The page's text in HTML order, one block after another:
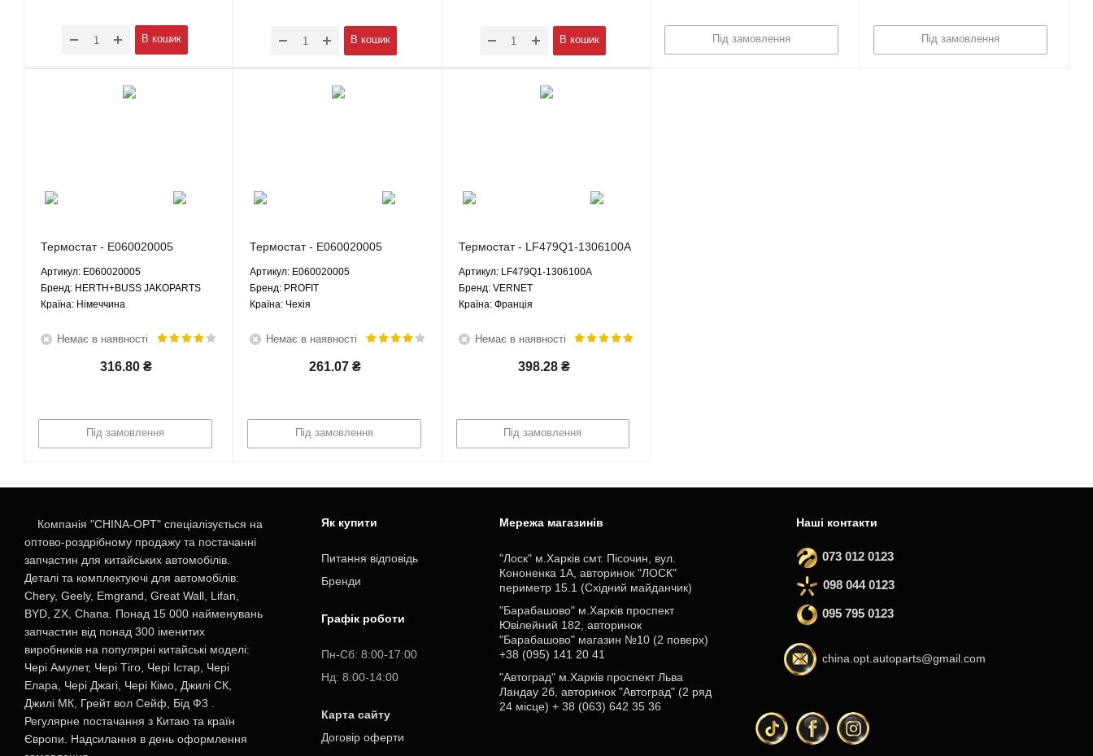
В кошик В кошик В кошик Під замовлення Під замовлення
Термостат - E060020005
Артикул: E060020005
Брeнд: HERTH+BUSS JAKOPARTS
Країна: Німеччина
Немає в наявності
316.80 ₴
Під замовлення
Термостат - E060020005
Артикул: E060020005
Брeнд: PROFIT
Країна: Чехія
Немає в наявності
261.07 ₴
Під замовлення
Термостат - LF479Q1-1306100A
Артикул: LF479Q1-1306100A
Брeнд: VERNET
Країна: Франція
Немає в наявності
398.28₴
Під замовлення
Компанія "CHINA-OPT" спеціалізується на
оптово-роздрібному продажу та постачанні
запчастин для китайських автомобілів.
Деталі та комплектуючі для автомобілів:
Chery, Geely, Emgrand, Great Wall, Lifan,
BYD, ZX, Chana. Понад 15 000 найменувань
запчастин від понад 300 іменитих
виробників на популярні китайські моделі:
Чері Амулет, Чері Тіго, Чері Істар, Чері
Елара, Чері Джагі, Чері Кімо, Джилі СК,
Джилі МК, Грейт вол Сейф, Бід Ф3 .
Регулярне постачання з Китаю та країн
Європи. Надсилання в день оформлення
Як купити
Питання відповідь
Бренди
Графік роботи
Пн-Cб: 8:00-17:00
Нд: 8:00-14:00
Карта сайту
Договір оферти
Мережа магазинів
"Лоск" м.Харків смт. Пісочин, вул.
Кононенка 1А, авторинок "ЛОСК"
периметр 15.1 (Східний майданчик)
"Барабашово" м.Харків проспект
Ювілейний 182, авторинок
"Барабашово" магазин №10 (2 поверх)
+38 (095) 141 20 41
"Автоград" м.Харків проспект Льва
Ландау 2б, авторинок "Автоград" (2 ряд
24 місце) + 38 (063) 642 35 36
Наші контакти
073 012 0123
098 044 0123
095 795 0123
china.opt.autoparts@gmail.com